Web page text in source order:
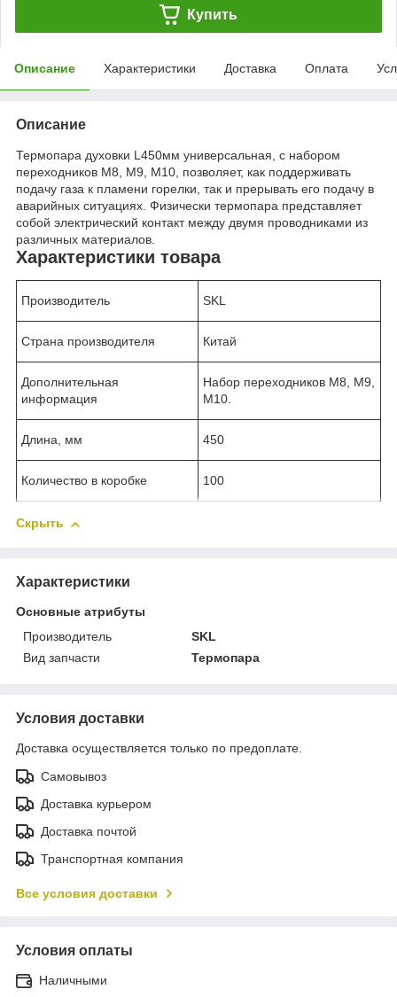
Купить
Описание Характеристики Доставка Оплата
Описание
Термопара духовки L450мм универсальная, с набором
переходников M8, M9, M10, позволяет, как поддерживать
подачу газа к пламени горелки, так и прерывать его подачу в
аварийных ситуациях. Физически термопара представляет
собой электрический контакт между двумя проводниками из
различных материалов.
Характеристики товара
Производитель SKL
Страна производителя Китай
Дополнительная
информация
Набор переходников M8, M9,
M10.
Длина, мм 450
Количество в коробке 100
Скрыть
Характеристики
Основные атрибуты
Производитель
SKL
Вид запчасти
Термопара
Условия доставки
Доставка осуществляется только по предоплате.
Самовывоз
Доставка курьером
Доставка почтой
Транспортная компания
Все условия доставки
Условия оплаты
Наличными